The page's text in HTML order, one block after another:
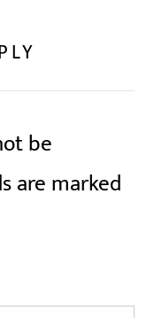
be
are marked